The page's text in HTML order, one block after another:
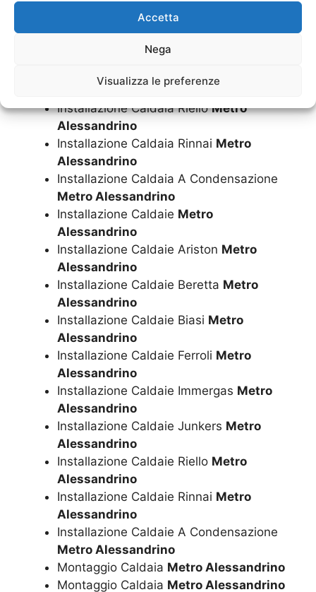
Accetta
Nega
Visualizza le preferenze
Installazione Caldaia ImmergasMetro
Alessandrino
Installazione Caldaia RielloMetro
Alessandrino
Installazione Caldaia Rinnai Metro
Alessandrino
Installazione Caldaia A Condensazione
Metro Alessandrino
Installazione Caldaie Metro
Alessandrino
Installazione Caldaie Ariston Metro
Alessandrino
Installazione Caldaie Beretta Metro
Alessandrino
Installazione Caldaie Biasi Metro
Alessandrino
Installazione Caldaie Ferroli Metro
Alessandrino
Installazione Caldaie Immergas Metro
Alessandrino
Installazione Caldaie Junkers Metro
Alessandrino
Installazione Caldaie Riello Metro
Alessandrino
Installazione Caldaie Rinnai Metro
Alessandrino
Installazione Caldaie A Condensazione
Metro Alessandrino
Montaggio Caldaia Metro Alessandrino
Montaggio Caldaia Metro Alessandrino